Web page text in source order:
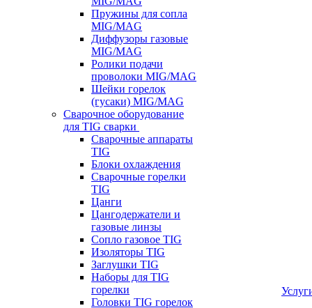
Пружины для сопла
MIG/MAG
Диффузоры газовые
MIG/MAG
Ролики подачи
проволоки MIG/MAG
Шейки горелок
(гусаки) MIG/MAG
Сварочное оборудование
для TIG сварки
Сварочные аппараты
TIG
Блоки охлаждения
Сварочные горелки
TIG
Цанги
Цангодержатели и
газовые линзы
Сопло газовое TIG
Изоляторы TIG
Заглушки TIG
Наборы для TIG
горелки
Головки TIG горелок